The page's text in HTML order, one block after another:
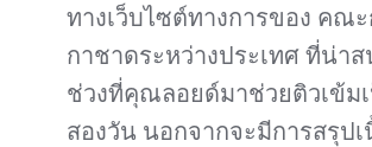
ทางเว็บไซต์ทางการของ คณ
กาชาดระหว่างประเทศ ที่น่า
ช่วงที่คุณลอยด์มาช่วยติวเข้มเ
สองวัน นอกจากจะมีการสรุป